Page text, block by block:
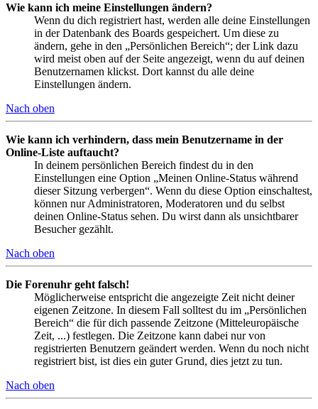
Wie kann ich meine Einstellungen ändern?
Wenn du dich registriert hast, werden alle deine Einstellungen
in der Datenbank des Boards gespeichert. Um diese zu
ändern, gehe in den „Persönlichen Bereich“; der Link dazu
wird meist oben auf der Seite angezeigt, wenn du auf deinen
Benutzernamen klickst. Dort kannst du alle deine
Einstellungen ändern.
Nach oben
Wie kann ich verhindern, dass mein Benutzername in der
Online-Liste auftaucht?
In deinem persönlichen Bereich findest du in den
Einstellungen eine Option „Meinen Online-Status während
dieser Sitzung verbergen“. Wenn du diese Option einschaltest,
können nur Administratoren, Moderatoren und du selbst
deinen Online-Status sehen. Du wirst dann als unsichtbarer
Besucher gezählt.
Nach oben
Die Forenuhr geht falsch!
Möglicherweise entspricht die angezeigte Zeit nicht deiner
eigenen Zeitzone. In diesem Fall solltest du im „Persönlichen
Bereich“ die für dich passende Zeitzone (Mitteleuropäische
Zeit, ...) festlegen. Die Zeitzone kann dabei nur von
registrierten Benutzern geändert werden. Wenn du noch nicht
registriert bist, ist dies ein guter Grund, dies jetzt zu tun.
Nach oben